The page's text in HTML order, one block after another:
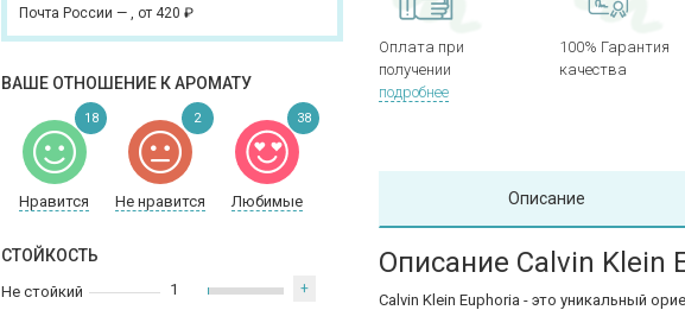
Почта России — , от 420 ₽
ВАШЕ ОТНОШЕНИЕ К АРОМАТУ
Нравится Не нравится Любимые
18 2 38
СТОЙКОСТЬ
Не стойкий
1 +
Оплата при
получении
подробнее
100% Гарантия
качества
Описание
Описание Calvin Klein
Calvin Klein Euphoria - это уникальный